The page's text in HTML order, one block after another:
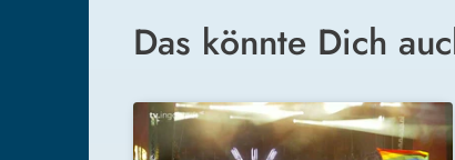
Das könnte Dich